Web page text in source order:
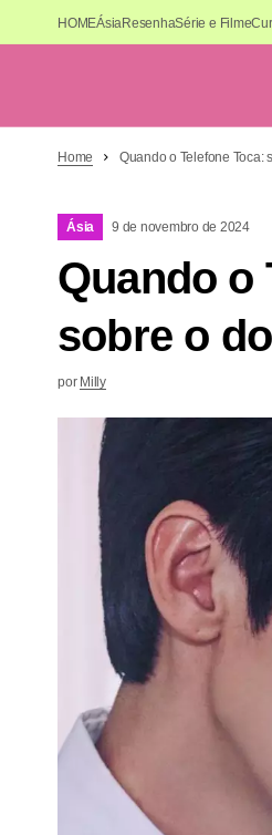
HOMEÁsiaResenhaSérie e Filme
Home Quando o Telefone Toca:
Ásia 9 de novembro de 2024
Quando o
sobre o
por Milly